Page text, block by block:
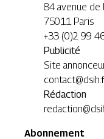
84 avenue de
75011 Paris
+33 (0)2 99
Publicité
Site
Rédaction
Abonnement